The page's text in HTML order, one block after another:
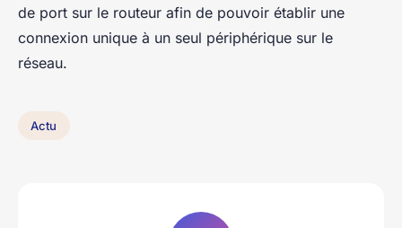
de port sur le routeur afin de pouvoir établir une
connexion unique à un seul périphérique sur le
réseau.
Actu